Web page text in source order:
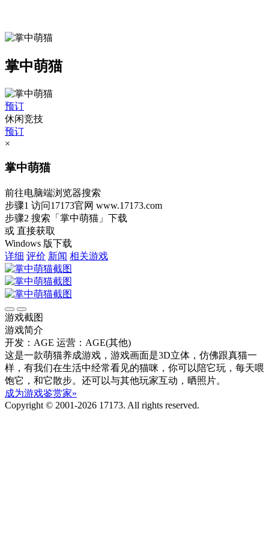
掌中萌猫
预订
休闲竞技
预订
×
掌中萌猫
前往电脑端浏览器搜索
步骤1 访问17173官网 www.17173.com
步骤2 搜索 「掌中萌猫」 下载
或 直接获取
Windows 版下载
详细 评价 新闻 相关游戏
游戏截图
游戏简介
开发：AGE 运营：AGE(其他)
这是一款萌猫养成游戏，游戏画面是3D立体，仿佛跟真猫一
样，有我们在生活中经常看见的猫咪，你可以陪它玩，每天喂
饱它，和它散步。还可以与其他玩家互动，晒照片。
成为游戏鉴赏家»
Copyright © 2001-2026 17173. All rights reserved.